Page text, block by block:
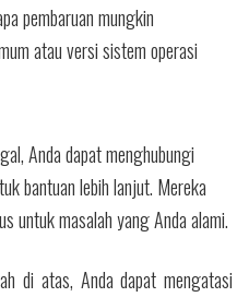
pembaruan mungkin
atau versi sistem operasi
Anda dapat menghubungi
bantuan lebih lanjut. Mereka
untuk masalah yang Anda alami.
di atas, Anda dapat mengatasi